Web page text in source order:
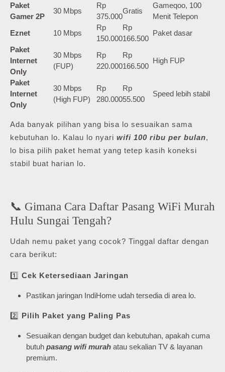
Paket
Gamer 2P
30 Mbps
Rp
375.000
Gratis
Gameqoo, 100
Menit Telepon
Eznet
10 Mbps
Rp
150.000
Rp
166.500
Paket dasar
Paket
Internet
Only
30 Mbps
(FUP)
Rp
220.000
Rp
166.500
High FUP
Paket
Internet
Only
30 Mbps
(High FUP)
Rp
280.000
Rp
55.500
Speed lebih stabil
Ada banyak pilihan yang bisa lo sesuaikan sama
kebutuhan lo. Kalau lo nyari wifi 100 ribu per bulan,
lo bisa pilih paket hemat yang tetep kasih koneksi
stabil buat harian lo.
📞 Gimana Cara Daftar Pasang WiFi Murah
Hulu Sungai Tengah?
Udah nemu paket yang cocok? Tinggal daftar dengan
cara berikut:
1️⃣ Cek Ketersediaan Jaringan
Pastikan jaringan IndiHome udah tersedia di area lo.
2️⃣ Pilih Paket yang Paling Pas
Sesuaikan dengan budget dan kebutuhan, apakah cuma
butuh pasang wifi murah atau sekalian TV & layanan
premium.